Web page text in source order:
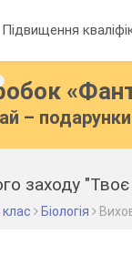
Підвищення
– подарунки
заходу
клас Біологія